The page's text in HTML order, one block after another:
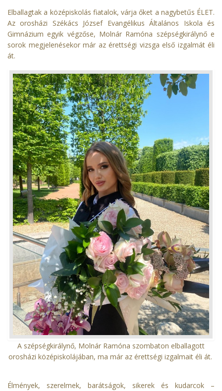
Elballagtak a középiskolás fiatalok, várja őket a nagybetűs ÉLET.
Az orosházi Székács József Evangélikus Általános Iskola és
Gimnázium egyik végzőse, Molnár Ramóna szépségkirálynő e
sorok megjelenésekor már az érettségi vizsga első izgalmát éli
át.
A szépségkirálynő, Molnár Ramóna szombaton elballagott
orosházi középiskolájában, ma már az érettségi izgalmait éli át.
Élmények, szerelmek, barátságok, sikerek és kudarcok –